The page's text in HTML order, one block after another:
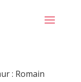
: Romain